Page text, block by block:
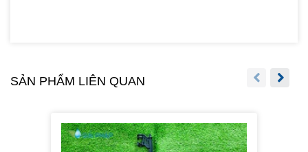
SẢN PHẨM LIÊN QUAN